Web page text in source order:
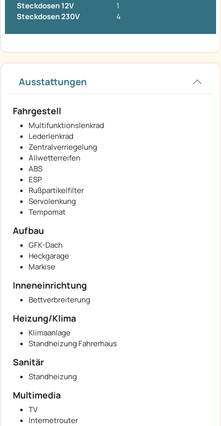
Steckdosen 12V
1
Steckdosen 230V
4
Ausstattungen
Fahrgestell
Multifunktionslenkrad
Lederlenkrad
Zentralverriegelung
Allwetterreifen
ABS
ESP
Rußpartikelfilter
Servolenkung
Tempomat
Aufbau
GFK-Dach
Heckgarage
Markise
Inneneinrichtung
Bettverbreiterung
Heizung/Klima
Klimaanlage
Standheizung Fahrerhaus
Sanitär
Standheizung
Multimedia
TV
Internetrouter